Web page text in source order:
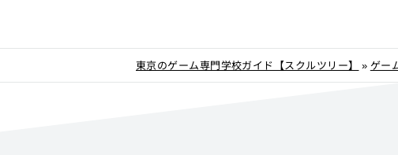
東京のゲーム専門学校ガイド【スクルツリー】 » ゲー